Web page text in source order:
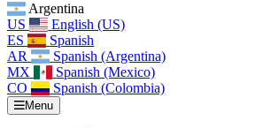
Argentina
US
English (US)
ES
Spanish
AR
Spanish (Argentina)
MX
Spanish (Mexico)
CO
Spanish (Colombia)
Menu